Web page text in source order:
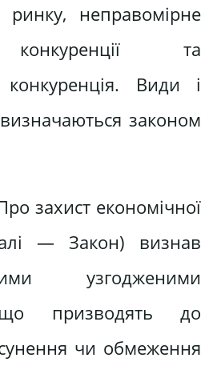
неправомірне
та
конкуренція. Види і
законом
захист економічної
— Закон) визнав
узгодженими
призводять до
чи обмеження